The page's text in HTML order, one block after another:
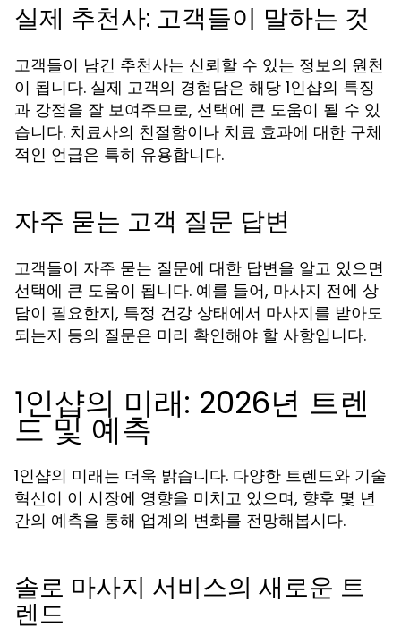
실제 추천사: 고객들이 말하는 것
고객들이 남긴 추천사는 신뢰할 수 있는 정보의 원천
이 됩니다. 실제 고객의 경험담은 해당 1인샵의 특징
과 강점을 잘 보여주므로, 선택에 큰 도움이 될 수 있
습니다. 치료사의 친절함이나 치료 효과에 대한 구체
적인 언급은 특히 유용합니다.
자주 묻는 고객 질문 답변
고객들이 자주 묻는 질문에 대한 답변을 알고 있으면
선택에 큰 도움이 됩니다. 예를 들어, 마사지 전에 상
담이 필요한지, 특정 건강 상태에서 마사지를 받아도
되는지 등의 질문은 미리 확인해야 할 사항입니다.
1인샵의 미래: 2026년 트렌
드 및 예측
1인샵의 미래는 더욱 밝습니다. 다양한 트렌드와 기술
혁신이 이 시장에 영향을 미치고 있으며, 향후 몇 년
간의 예측을 통해 업계의 변화를 전망해봅시다.
솔로 마사지 서비스의 새로운 트
렌드